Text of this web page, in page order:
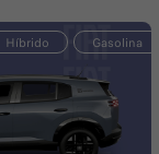
Híbrido Gasolina